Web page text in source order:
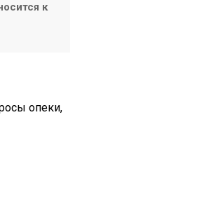
к
опеки,